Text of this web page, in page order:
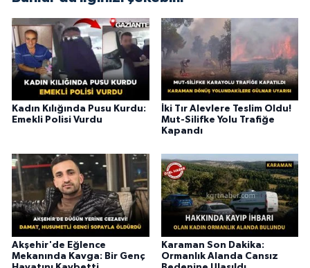
Kadın Kılığında Pusu Kurdu:
Emekli Polisi Vurdu
İki Tır Alevlere Teslim Oldu!
Mut-Silifke Yolu Trafiğe
Kapandı
Akşehir'de Eğlence
Mekanında Kavga: Bir Genç
Karaman Son Dakika:
Ormanlık Alanda Cansız